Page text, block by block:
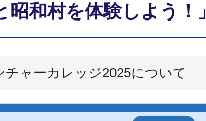
和村を体験しよう！」
ャーカレッジ2025について